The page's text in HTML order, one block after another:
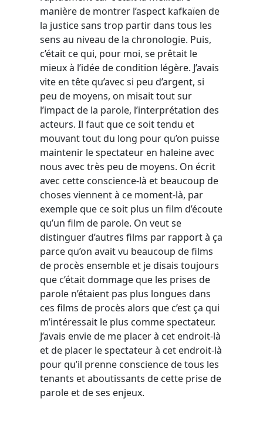
manière de montrer l’aspect kafkaïen de
la justice sans trop partir dans tous les
sens au niveau de la chronologie. Puis,
c’était ce qui, pour moi, se prêtait le
mieux à l’idée de condition légère. J’avais
vite en tête qu’avec si peu d’argent, si
peu de moyens, on misait tout sur
l’impact de la parole, l’interprétation des
acteurs. Il faut que ce soit tendu et
mouvant tout du long pour qu’on puisse
maintenir le spectateur en haleine avec
nous avec très peu de moyens. On écrit
avec cette conscience-là et beaucoup de
choses viennent à ce moment-là, par
exemple que ce soit plus un film d’écoute
qu’un film de parole. On veut se
distinguer d’autres films par rapport à ça
parce qu’on avait vu beaucoup de films
de procès ensemble et je disais toujours
que c’était dommage que les prises de
parole n’étaient pas plus longues dans
ces films de procès alors que c’est ça qui
m’intéressait le plus comme spectateur.
J’avais envie de me placer à cet endroit-là
et de placer le spectateur à cet endroit-là
pour qu’il prenne conscience de tous les
tenants et aboutissants de cette prise de
parole et de ses enjeux.